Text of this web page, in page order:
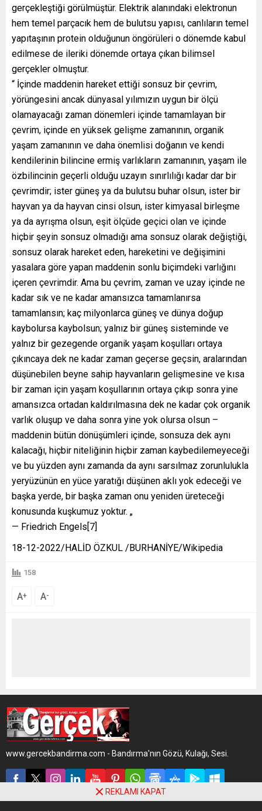
gerçekleştiği görülmüştür. Elektrik alanındaki elektronun
hem temel parçacık hem de bulutsu yapısı, canlıların temel
yapıtaşının protein olduğunun öngörüleri o dönemde kabul
edilmese de ileriki dönemde ortaya çıkan bilimsel
gerçekler olmuştur.
“ İçinde maddenin hareket ettiği sonsuz bir çevrim,
yörüngesini ancak dünyasal yılımızın uygun bir ölçü
olamayacağı zaman dönemleri içinde tamamlayan bir
çevrim, içinde en yüksek gelişme zamanının, organik
yaşam zamanının ve daha önemlisi doğanın ve kendi
kendilerinin bilincine ermiş varlıkların zamanının, yaşam ile
özbilincinin geçerli olduğu uzayın sınırlılığı kadar dar bir
çevrimdir; ister güneş ya da bulutsu buhar olsun, ister bir
hayvan ya da hayvan cinsi olsun, ister kimyasal birleşme
ya da ayrışma olsun, eşit ölçüde geçici olan ve içinde
hiçbir şeyin sonsuz olmadığı ama sonsuz olarak değiştiği,
sonsuz olarak hareket eden, hareketini ve değişimini
yasalara göre yapan maddenin sonlu biçimdeki varlığını
içeren çevrimdir. Ama bu çevrim, zaman ve uzay içinde ne
kadar sık ve ne kadar amansızca tamamlanırsa
tamamlansın; kaç milyonlarca güneş ve dünya doğup
kaybolursa kaybolsun; yalnız bir güneş sisteminde ve
yalnız bir gezegende organik yaşam koşulları ortaya
çıkıncaya dek ne kadar zaman geçerse geçsin, aralarından
düşünebilen beyne sahip hayvanların gelişmesine ve kısa
bir zaman için yaşam koşullarının ortaya çıkıp sonra yine
amansızca ortadan kaldırılmasına dek ne kadar çok organik
varlık oluşup ve daha sonra yine yok olursa olsun –
maddenin bütün dönüşümleri içinde, sonsuza dek aynı
kalacağı, hiçbir niteliğinin hiçbir zaman kaybedilemeyeceği
ve bu yüzden aynı zamanda da aynı sarsılmaz zorunlulukla
yeryüzünün en yüce yaratığı düşünen aklı yok edeceği ve
başka yerde, bir başka zaman onu yeniden üreteceği
konusunda kuşkumuz yoktur. „
— Friedrich Engels[7]
18-12-2022/HALİD ÖZKUL /BURHANİYE/Wikipedia
158
A+ A-
www.gercekbandirma.com - Bandırma'nın Gözü, Kulağı, Sesi.
REKLAMI KAPAT